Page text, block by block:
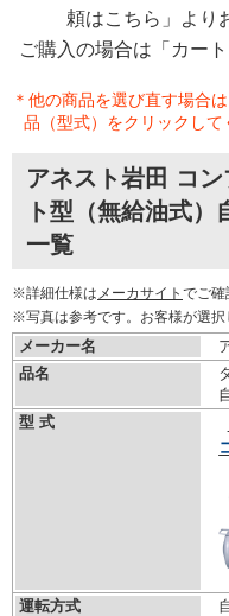
頼はこちら」より
ご購入の場合は「カー
＊他の商品を選び直す場合
品（型式）をクリックして
アネスト岩田 コ
ト型（無給油式
一覧
※詳細仕様は メーカサイト でご確
※写真は参考です。お客様が選択
メーカー名
品名
型 式
運転方式